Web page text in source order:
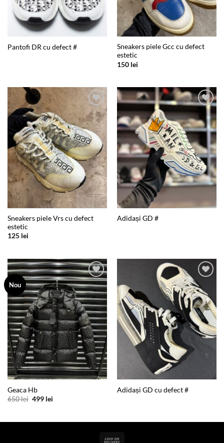
Pantofi DR cu defect #
Sneakers piele Gcc cu defect
estetic
150 lei
Add to
wishlist
Sneakers piele Vrs cu defect
estetic
125 lei
Add to
wishlist
Adidași GD #
Nou
Add to
wishlist
Geaca Hb
650lei Prețul
650 lei.
499 leiPrețul
Add to
wishlist
Adidași GD cu defect #